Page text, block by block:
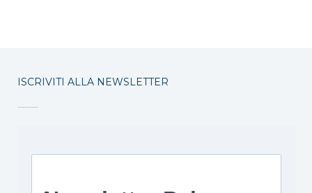
ISCRIVITI ALLA NEWSLETTER